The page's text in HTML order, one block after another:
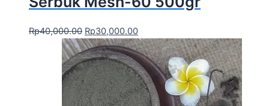
Rp40,000.00 Rp30,000.00